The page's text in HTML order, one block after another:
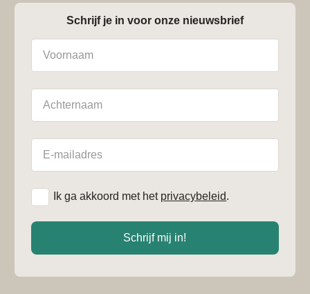
Schrijf je in voor onze nieuwsbrief
mailadres
Ik ga akkoord met het privacybeleid.
Schrijf mij in!